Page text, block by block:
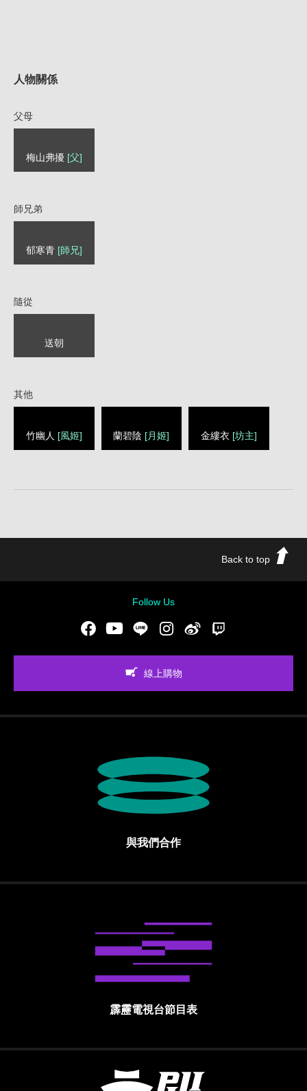
人物關係
父母
梅山弗擾 [父]
師兄弟
郁寒青 [師兄]
隨從
送朝
其他
竹幽人 [風姬] 蘭碧陰 [月姬] 金縷衣 [坊主]
Back to top
Follow Us
FacebookYoutubeLINE Instgram新浪微博
線上購物
與我們合作
霹靂電視台節目表
霹靂國際多媒體股份有限公司 PILI